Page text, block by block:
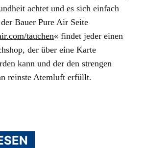
achtet und es sich einfach
Bauer Pure Air Seite
tauchen« findet jeder einen
der über eine Karte
kann und der den strengen
reinste Atemluft erfüllt.